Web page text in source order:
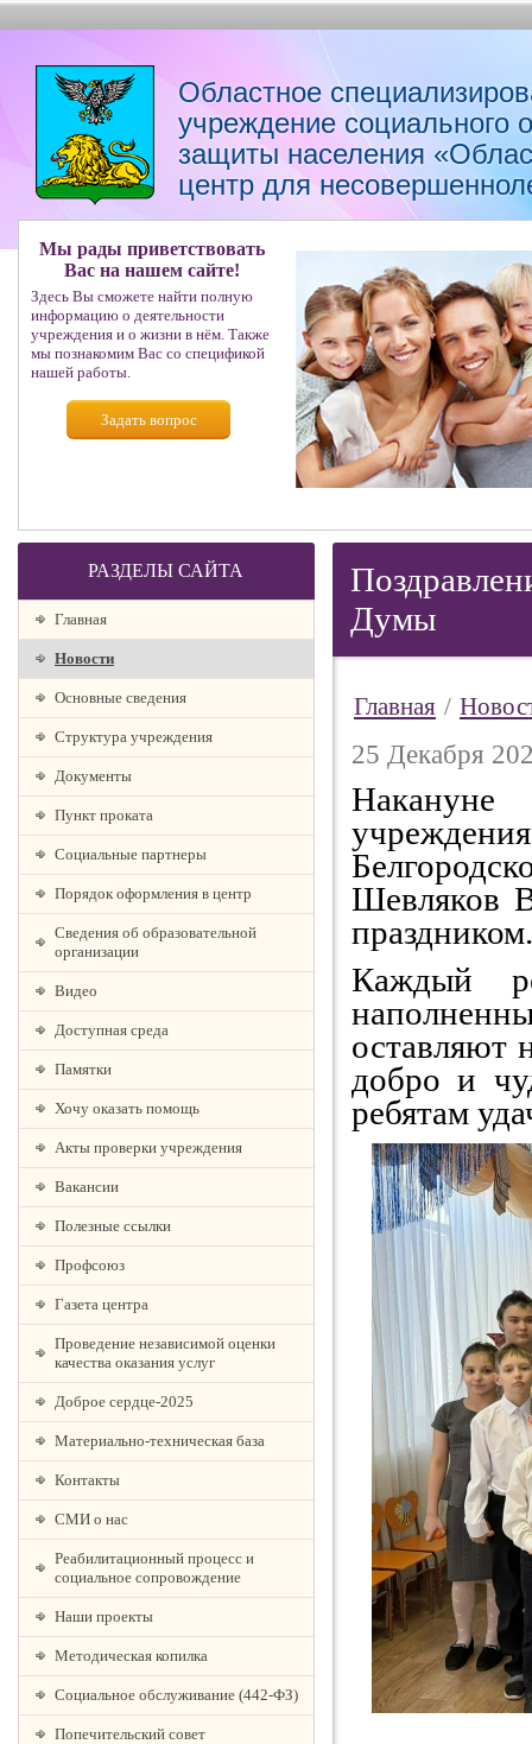
Областное
учреждение социального
защиты населения
центр для
Мы рады приветствовать
Вас на нашем сайте!
Здесь Вы сможете найти полную
информацию о деятельности
учреждения и о жизни в нём. Также
мы познакомим Вас со спецификой
нашей работы.
Задать вопрос
РАЗДЕЛЫ САЙТА
Главная
Новости
Основные сведения
Структура учреждения
Документы
Пункт проката
Социальные партнеры
Порядок оформления в центр
Сведения об образовательной
организации
Видео
Доступная среда
Памятки
Хочу оказать помощь
Акты проверки учреждения
Вакансии
Полезные ссылки
Профсоюз
Газета центра
Проведение независимой оценки
качества оказания услуг
Доброе сердце-2025
Материально-техническая база
Контакты
СМИ о нас
Реабилитационный процесс и
социальное сопровождение
Наши проекты
Методическая копилка
Социальное обслуживание (442-ФЗ)
Попечительский совет
Думы
Главная /
25 Декабря
Накануне
Шевляков
праздником.
Каждый
оставляют
добро и
ребятам